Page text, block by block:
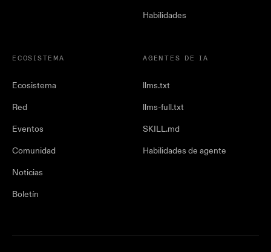
Habilidades
ECOSISTEMA
Ecosistema
Red
Eventos
Comunidad
Noticias
Boletín
AGENTES DE IA
llms.txt
llms-full.txt
SKILL.md
Habilidades de agente